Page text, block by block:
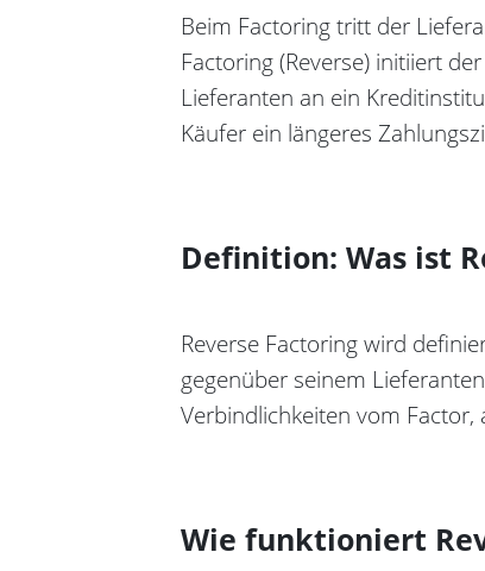
Beim Factoring tritt der
Factoring (Reverse) initiiert
Lieferanten an ein
Käufer ein längeres
Definition: Was ist
Reverse Factoring wird
gegenüber seinem
Verbindlichkeiten vom
Wie funktioniert